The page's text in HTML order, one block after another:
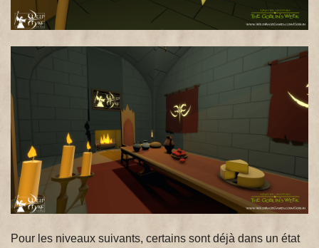
Pour les niveaux suivants, certains sont déjà dans un état